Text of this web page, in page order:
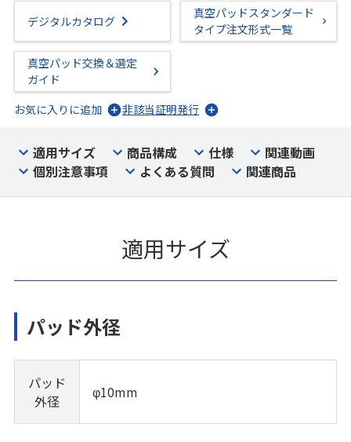
デジタルカタログ
真空パッドスタンダード
タイプ注文形式一覧
真空パッド交換＆選定
ガイド
お気に入りに追加
非該当証明発行
適用サイズ 商品構成 仕様
関連動画
個別注意事項
よくある質問 関連商品
適用サイズ
パッド外径
パッド
外径
φ10mm